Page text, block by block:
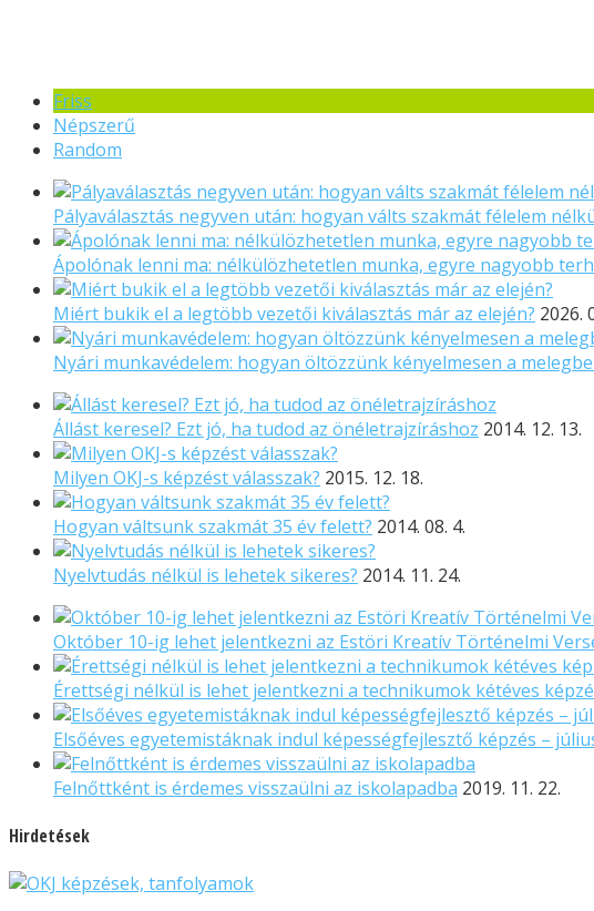
Friss
Népszerű
Random
Pályaválasztás negyven után: hogyan válts szakmát félelem
Ápolónak lenni ma: nélkülözhetetlen munka, egyre nagyobb
Miért bukik el a legtöbb vezetői kiválasztás már az elején? 2026.
Nyári munkavédelem: hogyan öltözzünk kényelmesen a
Állást keresel? Ezt jó, ha tudod az önéletrajzíráshoz 2014. 12. 13.
Milyen OKJ-s képzést válasszak? 2015. 12. 18.
Hogyan váltsunk szakmát 35 év felett? 2014. 08. 4.
Nyelvtudás nélkül is lehetek sikeres? 2014. 11. 24.
Október 10-ig lehet jelentkezni az Estöri Kreatív Történelmi
Érettségi nélkül is lehet jelentkezni a technikumok kétéves
Elsőéves egyetemistáknak indul képességfejlesztő képzés –
Felnőttként is érdemes visszaülni az iskolapadba 2019. 11. 22.
Hirdetések